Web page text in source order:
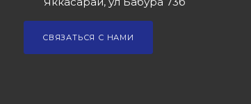
СВЯЗАТЬСЯ С НАМИ